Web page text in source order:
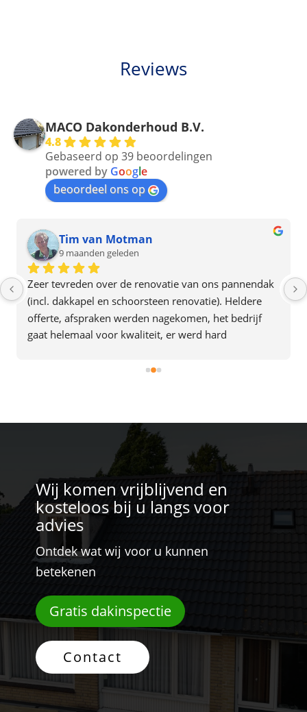
Reviews
MACO Dakonderhoud B.V.
4.8
Gebaseerd op 39 beoordelingen
powered by Google
beoordeel ons op
Tim van Motman
9 maanden geleden
Zeer tevreden over de renovatie van ons pannendak
(incl. dakkapel en schoorsteen renovatie). Heldere
offerte, afspraken werden nagekomen, het bedrijf
gaat helemaal voor kwaliteit, er werd hard
ook de indruk plezier in hun werk te hebben. Een
Wij komen vrijblijvend en
kosteloos bij u langs voor
advies
Ontdek wat wij voor u kunnen
betekenen
Gratis dakinspectie
Contact